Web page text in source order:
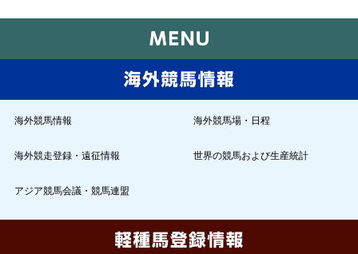
海外競馬情報 海外競馬場・日程
海外競走登録・遠征情報 世界の競馬および生産統計
アジア競馬会議・競馬連盟